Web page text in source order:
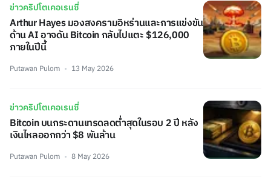
ข่าวคริปโตเคอเรนซี่
Arthur Hayes มองสงครามอิหร่านและการแข่งขัน
ด้าน AI อาจดัน Bitcoin กลับไปแตะ $126,000
ภายในปีนี้
Putawan Pulom 13 May 2026
ข่าวคริปโตเคอเรนซี่
Bitcoin บนกระดานเทรดลดต่ำสุดในรอบ 2 ปี หลัง
เงินไหลออกกว่า $8 พันล้าน
Putawan Pulom 8 May 2026